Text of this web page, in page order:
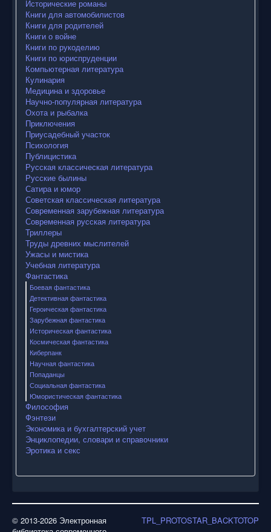
Исторические романы
Книги для автомобилистов
Книги для родителей
Книги о войне
Книги по рукоделию
Книги по юриспруденции
Компьютерная литература
Кулинария
Медицина и здоровье
Научно-популярная литература
Охота и рыбалка
Приключения
Приусадебный участок
Психология
Публицистика
Русская классическая литература
Русские былины
Сатира и юмор
Советская классическая литература
Современная зарубежная литература
Современная русская литература
Триллеры
Труды древних мыслителей
Ужасы и мистика
Учебная литература
Фантастика
Боевая фантастика
Детективная фантастика
Героическая фантастика
Зарубежная фантастика
Историческая фантастика
Космическая фантастика
Киберпанк
Научная фантастика
Попаданцы
Социальная фантастика
Юмористическая фантастика
Философия
Фэнтези
Экономика и бухгалтерский учет
Энциклопедии, словари и справочники
Эротика и секс
TPL_PROTOSTAR_BACKTOTOP
© 2013-2026 Электронная